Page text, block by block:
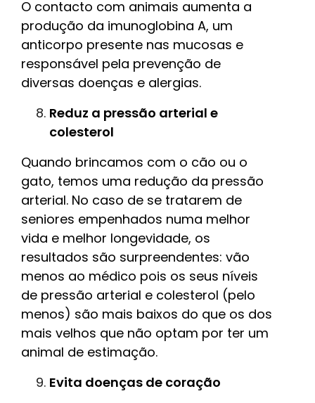
O contacto com animais aumenta a
produção da imunoglobina A, um
anticorpo presente nas mucosas e
responsável pela prevenção de
diversas doenças e alergias.
Reduz a pressão arterial e
colesterol
Quando brincamos com o cão ou o
gato, temos uma redução da pressão
arterial. No caso de se tratarem de
seniores empenhados numa melhor
vida e melhor longevidade, os
resultados são surpreendentes: vão
menos ao médico pois os seus níveis
de pressão arterial e colesterol (pelo
menos) são mais baixos do que os dos
mais velhos que não optam por ter um
animal de estimação.
Evita doenças de coração